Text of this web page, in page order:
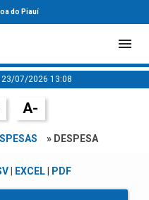
do Piauí
07/2026 13:08
A-
» DESPESA
| EXCEL| PDF